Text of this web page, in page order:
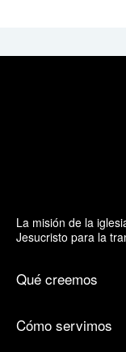
La misión de la
Jesucristo para la
Qué creemos
Cómo servimos